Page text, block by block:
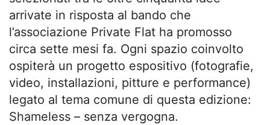
arrivate in risposta al bando che
l’associazione Private Flat ha promosso
circa sette mesi fa. Ogni spazio coinvolto
ospiterà un progetto espositivo (fotografie,
video, installazioni, pitture e performance)
legato al tema comune di questa edizione:
Shameless – senza vergogna.